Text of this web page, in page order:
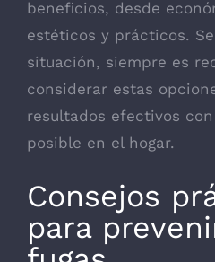
beneficios, desde
estéticos y prácticos.
situación, siempre es
considerar estas
resultados efectivos
posible en el hogar.
Consejos
para